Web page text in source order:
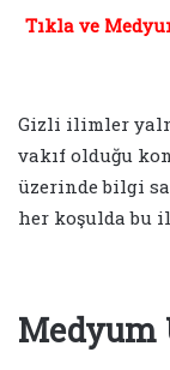
Tıkla ve
Gizli ilimler
vakıf olduğu
üzerinde bilgi
her koşulda bu
Medyum